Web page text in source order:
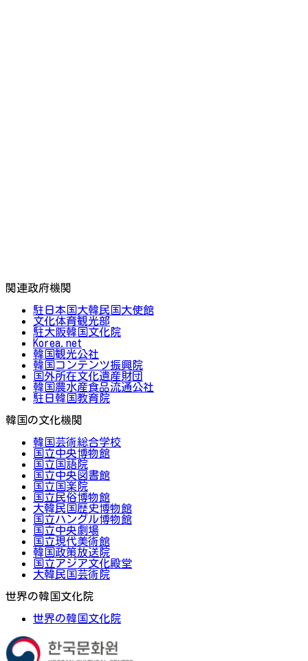
関連政府機関
駐日本国大韓民国大使館
文化体育観光部
駐大阪韓国文化院
Korea.net
韓国観光公社
韓国コンテンツ振興院
国外所在文化遺産財団
韓国農水産食品流通公社
駐日韓国教育院
韓国の文化機関
韓国芸術総合学校
国立中央博物館
国立国語院
国立中央図書館
国立国楽院
国立民俗博物館
大韓民国歴史博物館
国立ハングル博物館
国立中央劇場
国立現代美術館
韓国政策放送院
国立アジア文化殿堂
大韓民国芸術院
世界の韓国文化院
世界の韓国文化院